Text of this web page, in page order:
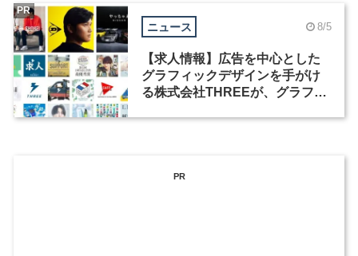
ニュース 8/5
【求人情報】広告を中心とした
グラフィックデザインを手がけ
る株式会社THREEが、グラフィ
PR
PR